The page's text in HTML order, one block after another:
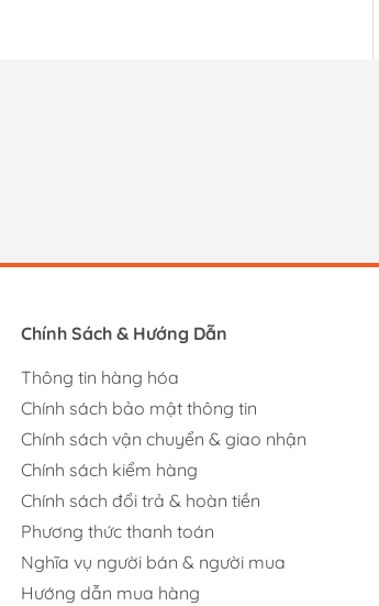
Chính Sách & Hướng Dẫn
Thông tin hàng hóa
Chính sách bảo mật thông tin
Chính sách vận chuyển & giao nhận
Chính sách kiểm hàng
Chính sách đổi trả & hoàn tiền
Phương thức thanh toán
Nghĩa vụ người bán & người mua
Hướng dẫn mua hàng